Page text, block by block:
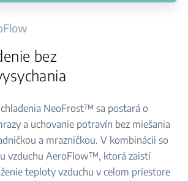
bez
NeoFrost™ sa postará o
a uchovanie potravín bez miešania
a mrazničkou. V kombinácii so
vzduchu AeroFlow™, ktorá zaistí
teploty vzduchu v celom priestore